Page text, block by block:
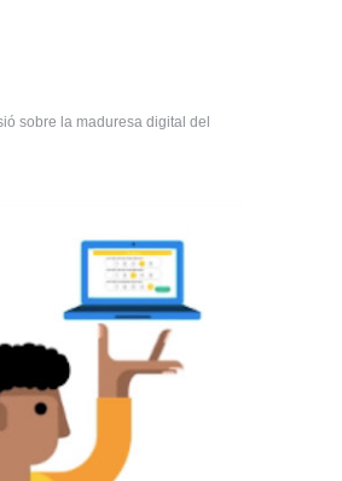
sobre la maduresa digital del